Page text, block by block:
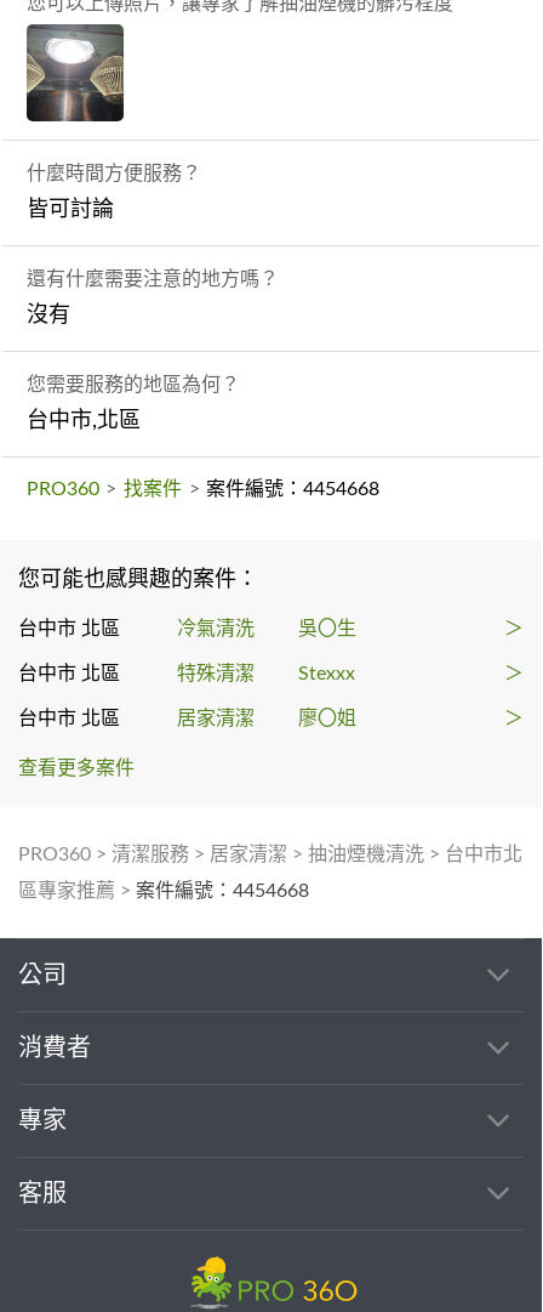
什麼時間方便服務？
皆可討論
還有什麼需要注意的地方嗎？
沒有
您需要服務的地區為何？
台中市,北區
PRO360 > 找案件 > 案件編號：4454668
您可能也感興趣的案件：
台中市 北區 冷氣清洗 吳〇生 ＞
台中市 北區 特殊清潔 Stexxx ＞
台中市 北區 居家清潔 廖〇姐 ＞
查看更多案件
PRO360 > 清潔服務 > 居家清潔 > 抽油煙機清洗 > 台中市北
區專家推薦 > 案件編號：4454668
公司
消費者
專家
客服